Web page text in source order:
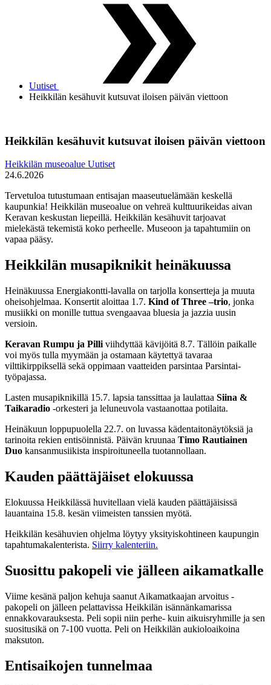
Uutiset
Heikkilän kesähuvit kutsuvat iloisen päivän viettoon
Heikkilän kesähuvit kutsuvat iloisen päivän viettoon
Heikkilän museoalue Uutiset
24.6.2026
Tervetuloa tutustumaan entisajan maaseutuelämään keskellä
kaupunkia! Heikkilän museoalue on vehreä kulttuurikeidas aivan
Keravan keskustan liepeillä. Heikkilän kesähuvit tarjoavat
mielekästä tekemistä koko perheelle. Museoon ja tapahtumiin on
vapaa pääsy.
Heikkilän musapiknikit heinäkuussa
Heinäkuussa Energiakontti-lavalla on tarjolla konsertteja ja muuta
oheisohjelmaa. Konsertit aloittaa 1.7. Kind of Three –trio, jonka
musiikki on monille tuttua svengaavaa bluesia ja jazzia uusin
versioin.
Keravan Rumpu ja Pilli viihdyttää kävijöitä 8.7. Tällöin paikalle
voi myös tulla myymään ja ostamaan käytettyä tavaraa
vilttikirppiksellä sekä oppimaan vaatteiden parsintaa Parsintai-
työpajassa.
Lasten musapiknikillä 15.7. lapsia tanssittaa ja laulattaa Siina &
Taikaradio -orkesteri ja leluneuvola vastaanottaa potilaita.
Heinäkuun loppupuolella 22.7. on luvassa kädentaitonäytöksiä ja
tarinoita rekien entisöinnistä. Päivän kruunaa Timo Rautiainen
Duo kansanmusiikista inspiroituneella tuotannollaan.
Kauden päättäjäiset elokuussa
Elokuussa Heikkilässä huvitellaan vielä kauden päättäjäisissä
lauantaina 15.8. kesän viimeisten tanssien myötä.
Heikkilän kesähuvien ohjelma löytyy yksityiskohtineen kaupungin
tapahtumakalenterista. Siirry kalenteriin.
Suosittu pakopeli vie jälleen aikamatkalle
Viime kesänä paljon kehuja saanut Aikamatkaajan arvoitus -
pakopeli on jälleen pelattavissa Heikkilän isännänkamarissa
ennakkovarauksesta. Peli sopii niin perhe- kuin aikuisryhmille ja sen
suositusikä on 7-100 vuotta. Peli on Heikkilän aukioloaikoina
maksuton.
Entisaikojen tunnelmaa